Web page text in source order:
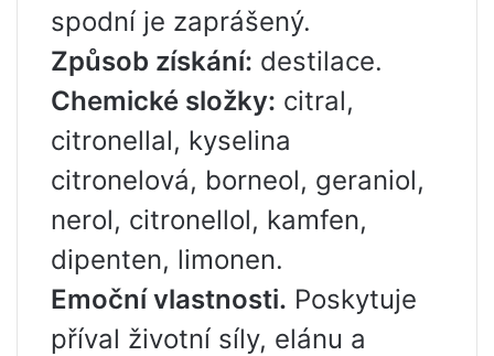
spodní je zaprášený.
Způsob získání: destilace.
Chemické složky: citral,
citronellal, kyselina
citronelová, borneol, geraniol,
nerol, citronellol, kamfen,
dipenten, limonen.
Emoční vlastnosti. Poskytuje
příval životní síly, elánu a